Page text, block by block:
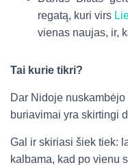
regatą, kuri virs
vienas naujas, ir,
Tai kurie tikri?
Dar Nidoje
buriavimai yra skirtingi
Gal ir skiriasi šiek tiek:
kalbama, kad po vienu